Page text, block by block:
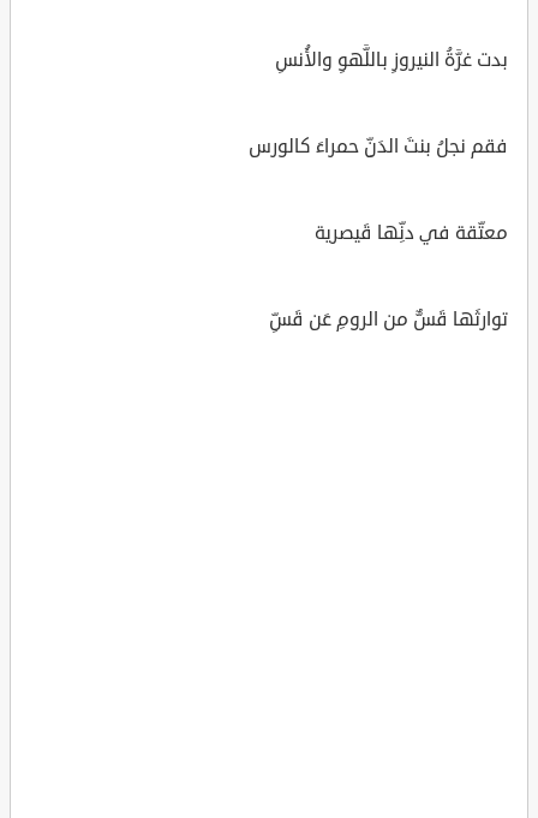
بدت غرَّةُ النيروزِ باللَّهوِ والأُنسِ
فقم نجلُ بنتَ الدَنِّ حمراءَ كالورس
معتّقة في دنِّها قَيصرية
توارثَها قَسٌّ من الرومِ عَن قَسِّ